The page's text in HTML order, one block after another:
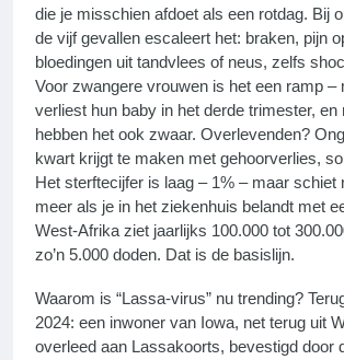
die je misschien afdoet als een rotdag. Bij
de vijf gevallen escaleert het: braken, pijn
bloedingen uit tandvlees of neus, zelfs
Voor zwangere vrouwen is het een ramp –
verliest hun baby in het derde trimester, en
hebben het ook zwaar. Overlevenden?
kwart krijgt te maken met gehoorverlies,
Het sterftecijfer is laag – 1% – maar schiet
meer als je in het ziekenhuis belandt met
West-Afrika ziet jaarlijks 100.000 tot
zo’n 5.000 doden. Dat is de basislijn.
Waarom is “Lassa-virus” nu trending?
2024: een inwoner van Iowa, net terug uit
overleed aan Lassakoorts, bevestigd door